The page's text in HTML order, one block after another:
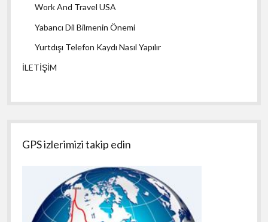
Work And Travel USA
Yabancı Dil Bilmenin Önemi
Yurtdışı Telefon Kaydı Nasıl Yapılır
İLETİŞİM
GPS izlerimizi takip edin